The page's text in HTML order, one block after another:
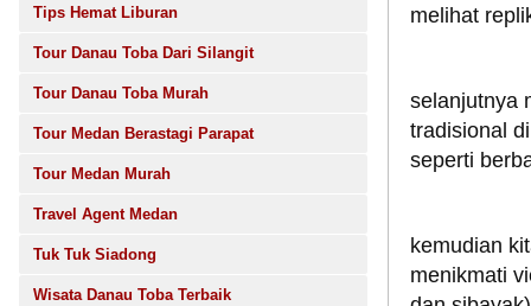
Tips Hemat Liburan
Tour Danau Toba Dari Silangit
Tour Danau Toba Murah
Tour Medan Berastagi Parapat
Tour Medan Murah
Travel Agent Medan
Tuk Tuk Siadong
Wisata Danau Toba Terbaik
melihat
selanjutnya
tradisional
seperti
kemudian
menikmati